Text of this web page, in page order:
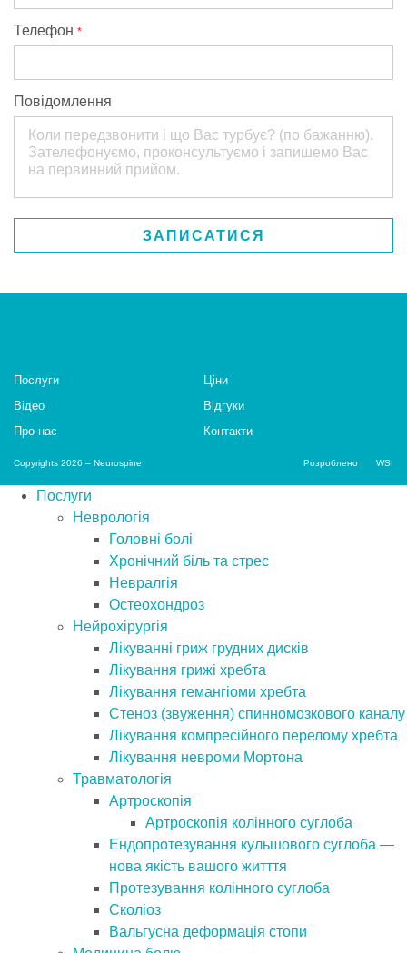
Телефон *
Повідомлення
Послуги
Цiни
Відео
Відгуки
Про нас
Контакти
Copyrights 2026 – Neurospine Розроблено WSI
Послуги
Неврологія
Головні болі
Хронічний біль та стрес
Невралгія
Остеохондроз
Нейрохірургія
Лікуванні гриж грудних дисків
Лікування грижі хребта
Лікування гемангіоми хребта
Стеноз (звуження) спинномозкового каналу
Лікування компресійного перелому хребта
Лікування невроми Мортона
Травматологія
Артроскопія
Артроскопія колінного суглоба
Ендопротезування кульшового суглоба —
нова якість вашого житття
Протезування колінного суглоба
Сколіоз
Вальгусна деформація стопи